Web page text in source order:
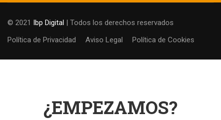
© 2021 Ibp Digital | Todos los derechos reservados
Política de Privacidad
Aviso Legal Política de Cookies
¿EMPEZAMOS?